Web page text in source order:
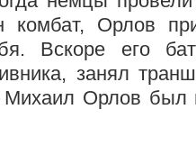
комбат, Орлов
Вскоре его
занял
Михаил Орлов был